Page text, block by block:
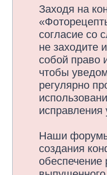
Заходя на
согласие со
не заходите
собой право
чтобы
регулярно
исправления
Наши форумы
создания